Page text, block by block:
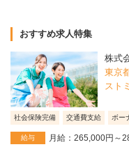
おすすめ求人特集
株式
東京
スト
社会保険完備 交通費支給 ボー
給与 月給：265,000円～